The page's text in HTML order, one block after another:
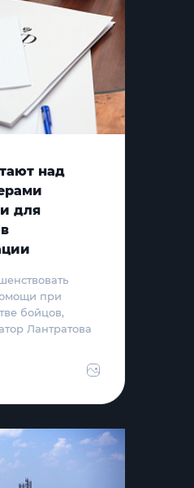
над
для
при
бойцов,
Лантратова